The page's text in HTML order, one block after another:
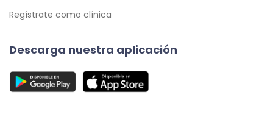
Regístrate como clínica
Descarga nuestra aplicación